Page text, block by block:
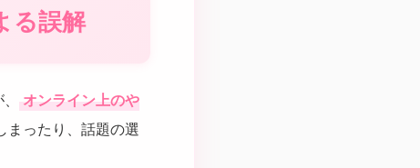
る誤解
オンライン上のや
まったり、話題の選